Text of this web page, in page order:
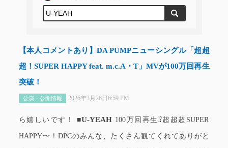
【本人コメントあり】DA PUMPニューシングル「超超
超！SUPER HAPPY feat. m.c.A・T」MVが100万回再生
突破！
公演・公開情報 2026年3月26日6:59 PM
ら嬉しいです！ ■U-YEAH 100万回再生⁉︎超超超SUPER
HAPPY〜！DPCのみんな、たくさん観てくれてありがと